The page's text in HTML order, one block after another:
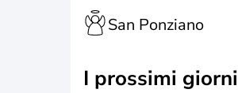
San Ponziano
i prossimi giorni